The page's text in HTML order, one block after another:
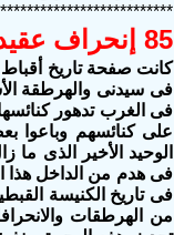
85 إنحراف عقيدى فى الكنيسة القبطية
كانت صفحة تاريخ
فى سيدنى والهرطقة
فى الغرب تدهور كنائسها
على كنائسهم وباعوا
الوحيد الأخير الذى
فى هدم من الداخل هذا
فى تاريخ الكنيسة
من الهرطقات